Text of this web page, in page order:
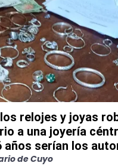
relojes y joyas
a una joyería
años serían los
de Cuyo